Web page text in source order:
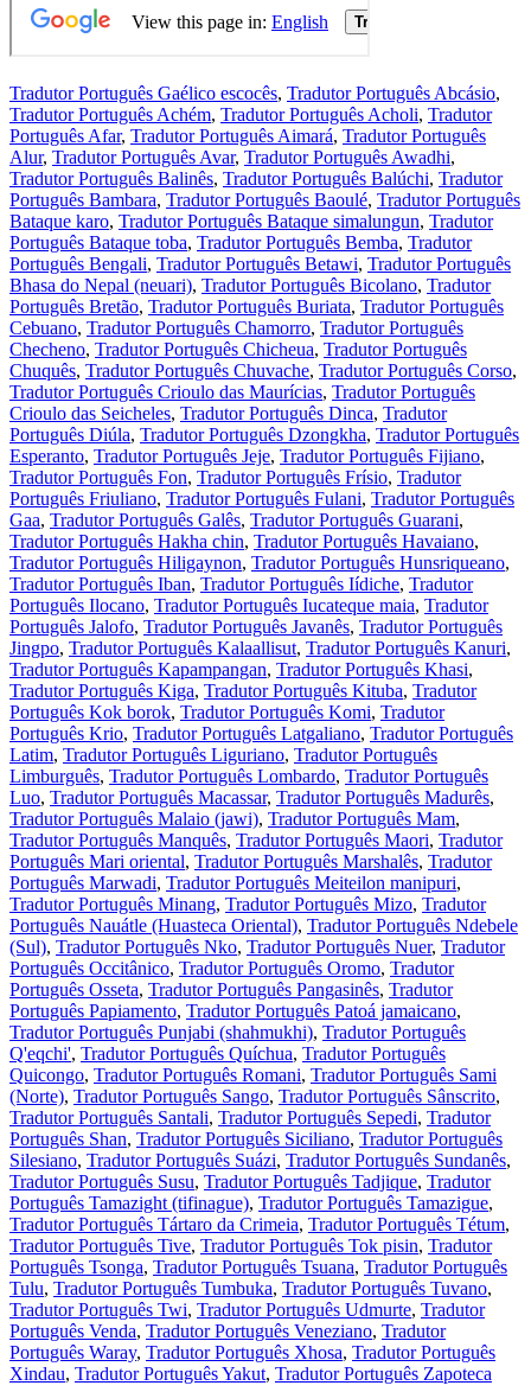
Tradutor Português Gaélico escocês, Tradutor Português Abcásio,
Tradutor Português Achém, Tradutor Português Acholi, Tradutor
Português Afar, Tradutor Português Aimará, Tradutor Português
Alur, Tradutor Português Avar, Tradutor Português Awadhi,
Tradutor Português Balinês, Tradutor Português Balúchi, Tradutor
Português Bambara, Tradutor Português Baoulé, Tradutor Português
Bataque karo, Tradutor Português Bataque simalungun, Tradutor
Português Bataque toba, Tradutor Português Bemba, Tradutor
Português Bengali, Tradutor Português Betawi, Tradutor Português
Bhasa do Nepal (neuari), Tradutor Português Bicolano, Tradutor
Português Bretão, Tradutor Português Buriata, Tradutor Português
Cebuano, Tradutor Português Chamorro, Tradutor Português
Checheno, Tradutor Português Chicheua, Tradutor Português
Chuquês, Tradutor Português Chuvache, Tradutor Português Corso,
Tradutor Português Crioulo das Maurícias, Tradutor Português
Crioulo das Seicheles, Tradutor Português Dinca, Tradutor
Português Diúla, Tradutor Português Dzongkha, Tradutor Português
Esperanto, Tradutor Português Jeje, Tradutor Português Fijiano,
Tradutor Português Fon, Tradutor Português Frísio, Tradutor
Português Friuliano, Tradutor Português Fulani, Tradutor Português
Gaa, Tradutor Português Galês, Tradutor Português Guarani,
Tradutor Português Hakha chin, Tradutor Português Havaiano,
Tradutor Português Hiligaynon, Tradutor Português Hunsriqueano,
Tradutor Português Iban, Tradutor Português Iídiche, Tradutor
Português Ilocano, Tradutor Português Iucateque maia, Tradutor
Português Jalofo, Tradutor Português Javanês, Tradutor Português
Jingpo, Tradutor Português Kalaallisut, Tradutor Português Kanuri,
Tradutor Português Kapampangan, Tradutor Português Khasi,
Tradutor Português Kiga, Tradutor Português Kituba, Tradutor
Português Kok borok, Tradutor Português Komi, Tradutor
Português Krio, Tradutor Português Latgaliano, Tradutor Português
Latim, Tradutor Português Liguriano, Tradutor Português
Limburguês, Tradutor Português Lombardo, Tradutor Português
Luo, Tradutor Português Macassar, Tradutor Português Madurês,
Tradutor Português Malaio (jawi), Tradutor Português Mam,
Tradutor Português Manquês, Tradutor Português Maori, Tradutor
Português Mari oriental, Tradutor Português Marshalês, Tradutor
Português Marwadi, Tradutor Português Meiteilon manipuri,
Tradutor Português Minang, Tradutor Português Mizo, Tradutor
Português Nauátle (Huasteca Oriental), Tradutor Português Ndebele
(Sul), Tradutor Português Nko, Tradutor Português Nuer, Tradutor
Português Occitânico, Tradutor Português Oromo, Tradutor
Português Osseta, Tradutor Português Pangasinês, Tradutor
Português Papiamento, Tradutor Português Patoá jamaicano,
Tradutor Português Punjabi (shahmukhi), Tradutor Português
Q'eqchi', Tradutor Português Quíchua, Tradutor Português
Quicongo, Tradutor Português Romani, Tradutor Português Sami
(Norte), Tradutor Português Sango, Tradutor Português Sânscrito,
Tradutor Português Santali, Tradutor Português Sepedi, Tradutor
Português Shan, Tradutor Português Siciliano, Tradutor Português
Silesiano, Tradutor Português Suázi, Tradutor Português Sundanês,
Tradutor Português Susu, Tradutor Português Tadjique, Tradutor
Português Tamazight (tifinague), Tradutor Português Tamazigue,
Tradutor Português Tártaro da Crimeia, Tradutor Português Tétum,
Tradutor Português Tive, Tradutor Português Tok pisin, Tradutor
Português Tsonga, Tradutor Português Tsuana, Tradutor Português
Tulu, Tradutor Português Tumbuka, Tradutor Português Tuvano,
Tradutor Português Twi, Tradutor Português Udmurte, Tradutor
Português Venda, Tradutor Português Veneziano, Tradutor
Português Waray, Tradutor Português Xhosa, Tradutor Português
Xindau, Tradutor Português Yakut, Tradutor Português Zapoteca